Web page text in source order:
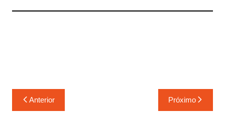
Navegação
de
Anterior Próximo